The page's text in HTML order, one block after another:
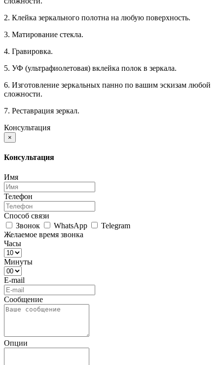
2. Клейка зеркального полотна на любую поверхность.
3. Матирование стекла.
4. Гравировка.
5. УФ (ультрафиолетовая) вклейка полок в зеркала.
6. Изготовление зеркальных панно по вашим эскизам любой
сложности.
7. Реставрация зеркал.
Консультация
×
Консультация
Имя
Телефон
Способ связи
Звонок
WhatsApp
Telegram
Желаемое время звонка
Часы
Минуты
E-mail
Сообщение
Опции